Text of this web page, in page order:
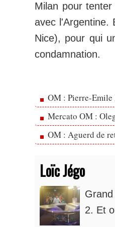
Milan pour
avec l'Argentine.
Nice), pour qui
condamnation.
OM : Pierre-
Mercato OM :
OM : Aguerd de
Loïc Jégo
2. Et